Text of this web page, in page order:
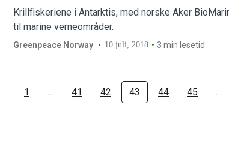
Krillfiskeriene i Antarktis, med norske Aker
til marine verneområder.
Greenpeace Norway 10 juli, 2018 3 min lesetid
1 … 41 42 43 44 45 …